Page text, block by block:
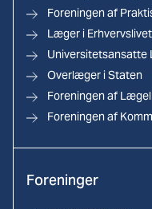
Foreningen af
Læger i Erhvervslivet
Universitetsansatte
Overlæger i Staten
Foreningen af
Foreningen af
Foreninger